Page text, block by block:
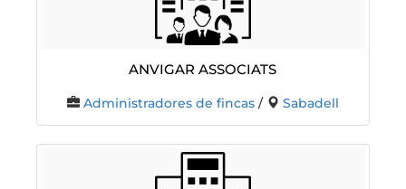
Anvigar Associats
Administradores de fincas/ Sabadell